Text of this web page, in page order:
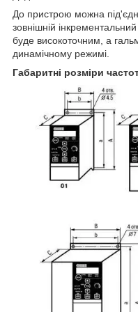
До пристрою можна
зовнішній
буде високоточним, а
динамічному режимі.
Габаритні розміри